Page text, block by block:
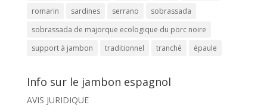
romarin
sardines serrano
sobrassada
sobrassada de majorque ecologique du porc noire
support à jambon
traditionnel tranché épaule
Info sur le jambon espagnol
AVIS JURIDIQUE